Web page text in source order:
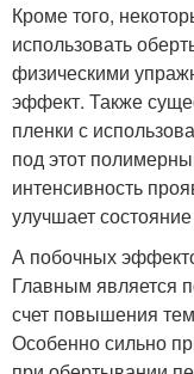
Кроме того,
использовать
физическими
эффект. Также
пленки с
под этот
интенсивность
улучшает
А побочных
Главным является
счет повышения
Особенно сильно